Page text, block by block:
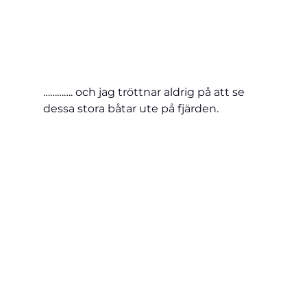
…………. och jag tröttnar aldrig på att se
dessa stora båtar ute på fjärden.